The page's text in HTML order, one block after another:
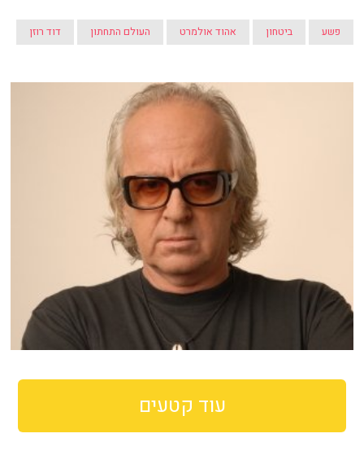
פשע ביטחון אהוד אולמרט העולם התחתון דוד רוזן
עוד קטעים